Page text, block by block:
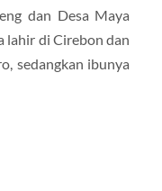
dan Desa Maya
lahir di Cirebon dan
sedangkan ibunya